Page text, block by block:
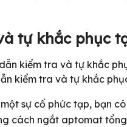
tự khắc phục
kiểm tra và tự khắc
sự cố phức tạp, bạn
cách ngắt aptomat